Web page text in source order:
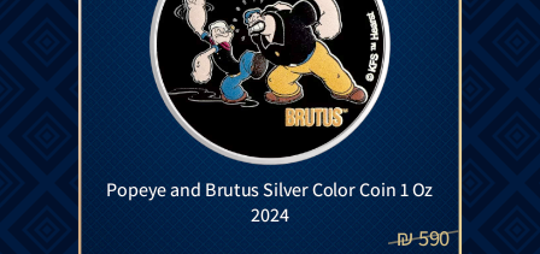
Popeye and Brutus Silver Color Coin 1 Oz
2024
590
₪